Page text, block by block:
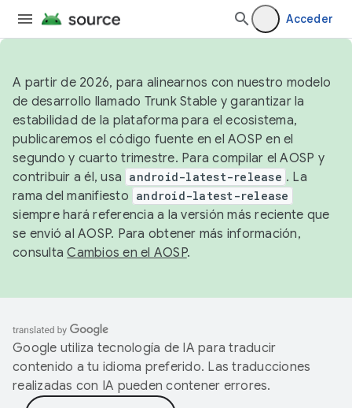
Acceder
A partir de 2026, para alinearnos con nuestro modelo
de desarrollo llamado Trunk Stable y garantizar la
estabilidad de la plataforma para el ecosistema,
publicaremos el código fuente en el AOSP en el
segundo y cuarto trimestre. Para compilar el AOSP y
contribuir a él, usa android-latest-release . La
rama del manifiesto android-latest-release
siempre hará referencia a la versión más reciente que
se envió al AOSP. Para obtener más información,
consultaCambios en el AOSP.
Google utiliza tecnología de IA para traducir
contenido a tu idioma preferido. Las traducciones
realizadas con IA pueden contener errores.